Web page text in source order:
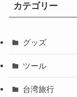
カテゴリー
グッズ
ツール
台湾旅行